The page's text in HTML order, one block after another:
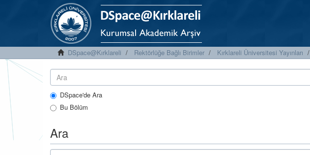
DSpace@Kırklareli Rektörlüğe Bağlı Birimler Kırklareli Üniversitesi Yayınları
DSpace'de Ara
Bu Bölüm
Ara